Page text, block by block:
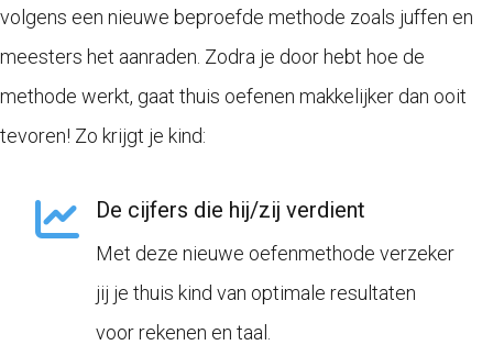
volgens een nieuwe beproefde methode zoals juffen en
meesters het aanraden. Zodra je door hebt hoe de
methode werkt, gaat thuis oefenen makkelijker dan ooit
tevoren! Zo krijgt je kind:
De cijfers die hij/zij verdient
Met deze nieuwe oefenmethode verzeker
jij je thuis kind van optimale resultaten
voor rekenen en taal.